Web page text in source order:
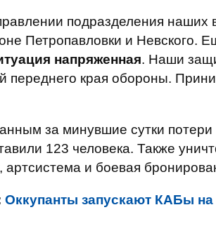
подразделения наших
Петропавловки и Невского.
напряженная. Наши
переднего края обороны.
за минувшие сутки потери
123 человека. Также
артсистема и боевая
Оккупанты запускают КАБы